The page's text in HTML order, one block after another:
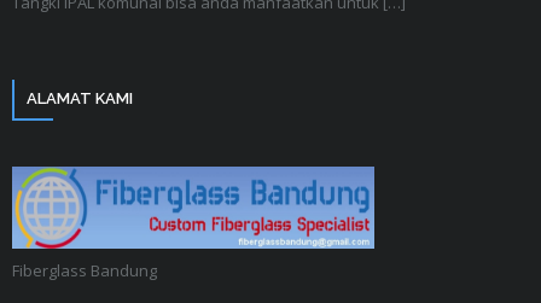
ALAMAT KAMI
Fiberglass Bandung